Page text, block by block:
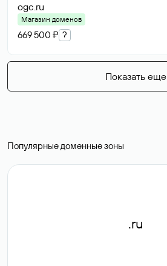
ogc.ru
Магазин доменов
669 500 ₽ ?
Показать еще
Популярные доменные зоны
.ru